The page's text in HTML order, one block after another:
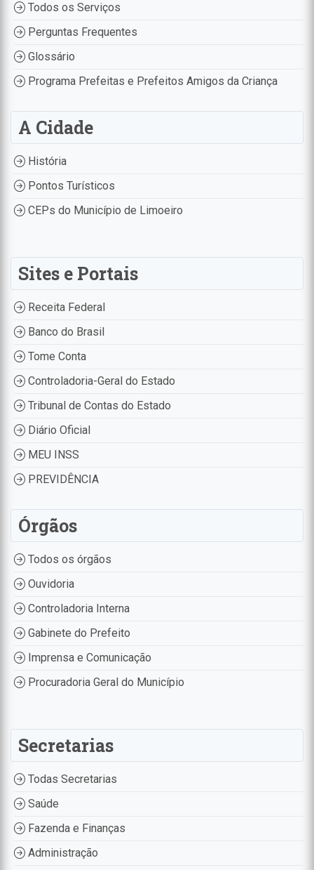
Todos os Serviços
Perguntas Frequentes
Glossário
Programa Prefeitas e Prefeitos Amigos da Criança
A Cidade
História
Pontos Turísticos
CEPs do Município de Limoeiro
Sites e Portais
Receita Federal
Banco do Brasil
Tome Conta
Controladoria-Geral do Estado
Tribunal de Contas do Estado
Diário Oficial
MEU INSS
PREVIDÊNCIA
Órgãos
Todos os órgãos
Ouvidoria
Controladoria Interna
Gabinete do Prefeito
Imprensa e Comunicação
Procuradoria Geral do Município
Secretarias
Todas Secretarias
Saúde
Fazenda e Finanças
Administração